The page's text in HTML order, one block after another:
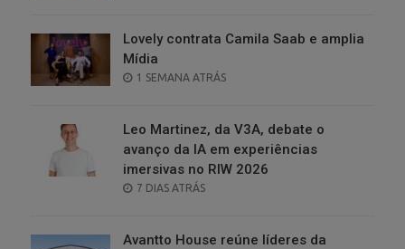
Lovely contrata Camila Saab e amplia
Mídia
POSTED
1 SEMANA ATRÁS
Leo Martinez, da V3A, debate o
avanço da IA em experiências
imersivas no RIW 2026
POSTED
7 DIAS ATRÁS
Avantto House reúne líderes da